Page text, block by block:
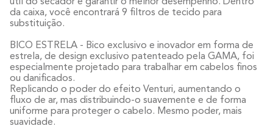
da caixa, você encontrará 9 filtros de tecido para
substituição.
BICO ESTRELA - Bico exclusivo e inovador em forma de
estrela, de design exclusivo patenteado pela GAMA, foi
especialmente projetado para trabalhar em cabelos finos
ou danificados.
Replicando o poder do efeito Venturi, aumentando o
fluxo de ar, mas distribuindo-o suavemente e de forma
uniforme para proteger o cabelo. Mesmo poder, mais
suavidade.